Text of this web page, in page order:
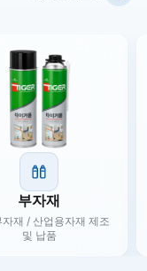
부자재
자재 / 산업용자재 제조
및 납품